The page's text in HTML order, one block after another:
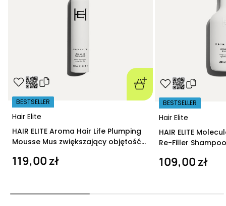
Hair Elite
BESTSELLER
HAIR ELITE Aroma Hair Life Plumping
Mousse Mus zwiększający objętość
119,00 zł
Hair Elite
BESTSELLER
HAIR ELITE
Re-Filler
109,00 zł